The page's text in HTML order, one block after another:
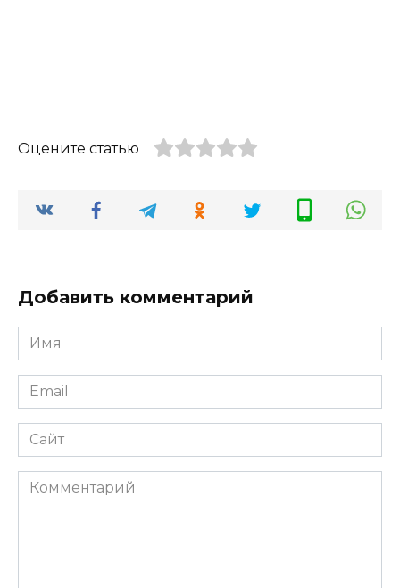
Оцените статью
Добавить комментарий
Имя
*
Email
*
Сайт
Комментарий